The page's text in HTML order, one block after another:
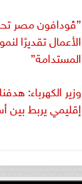
”ڤودافون مصر
الأعمال تقديرًا
المستدامة”
وزير الكهرباء:
إقليمي يربط بين